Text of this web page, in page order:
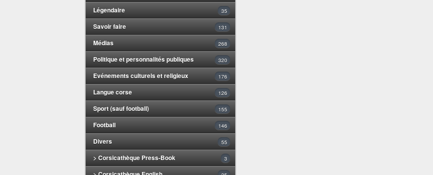
Légendaire 35
Savoir faire 131
Médias 268
Politique et personnalités publiques 320
Evénements culturels et religieux 176
Langue corse 126
Sport (sauf football) 155
Football 146
Divers 55
> Corsicathèque Press-Book 3